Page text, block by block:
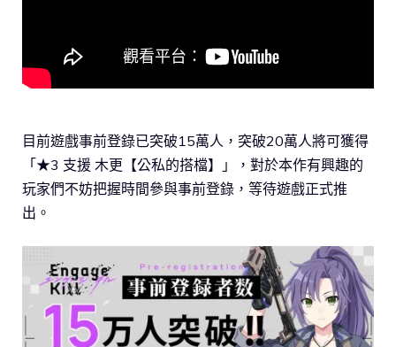
目前遊戲事前登錄已突破15萬人，突破20萬人將可獲得
「★3 支援 木更【公私的搭檔】」，對於本作有興趣的
玩家們不妨把握時間參與事前登錄，等待遊戲正式推
出。